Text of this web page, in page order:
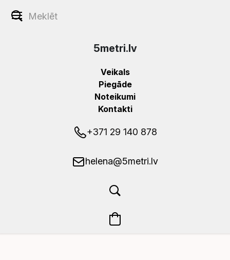
5metri.lv
Veikals
Piegāde
Noteikumi
Kontakti
+371 29 140 878
helena@5metri.lv